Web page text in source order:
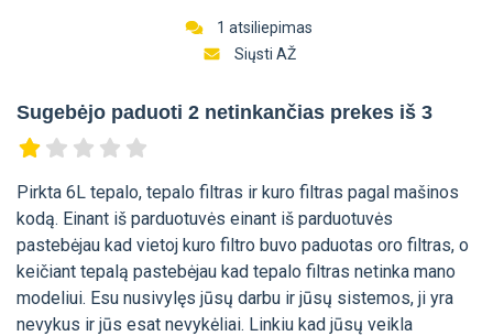
1 atsiliepimas
Siųsti AŽ
Sugebėjo paduoti 2 netinkančias prekes iš 3
Pirkta 6L tepalo, tepalo filtras ir kuro filtras pagal mašinos
kodą. Einant iš parduotuvės einant iš parduotuvės
pastebėjau kad vietoj kuro filtro buvo paduotas oro filtras, o
keičiant tepalą pastebėjau kad tepalo filtras netinka mano
modeliui. Esu nusivylęs jūsų darbu ir jūsų sistemos, ji yra
nevykus ir jūs esat nevykėliai. Linkiu kad jūsų veikla